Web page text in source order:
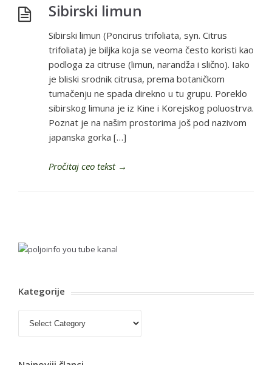
Sibirski limun
Sibirski limun (Poncirus trifoliata, syn. Citrus
trifoliata) je biljka koja se veoma često koristi kao
podloga za citruse (limun, narandža i slično). Iako
je bliski srodnik citrusa, prema botaničkom
tumačenju ne spada direkno u tu grupu. Poreklo
sibirskog limuna je iz Kine i Korejskog poluostrva.
Poznat je na našim prostorima još pod nazivom
japanska gorka […]
Pročitaj ceo tekst→
Kategorije